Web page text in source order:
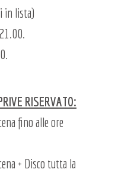
in lista)
RISERVATO:
fino alle ore
+ Disco tutta la